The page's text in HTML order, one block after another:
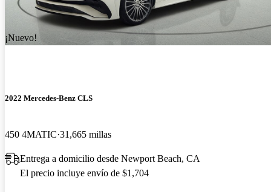
¡Nuevo!
2022 Mercedes-Benz CLS
450 4MATIC 31,665 millas
Entrega a domicilio desde Newport Beach, CA
El precio incluye envío de $1,704